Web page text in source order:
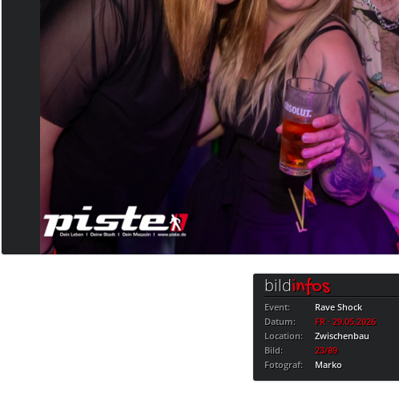
bildinfos
Event:
Rave Shock
Datum:
FR · 29.05.2026
Location:
Zwischenbau
Bild:
23/89
Fotograf:
Marko